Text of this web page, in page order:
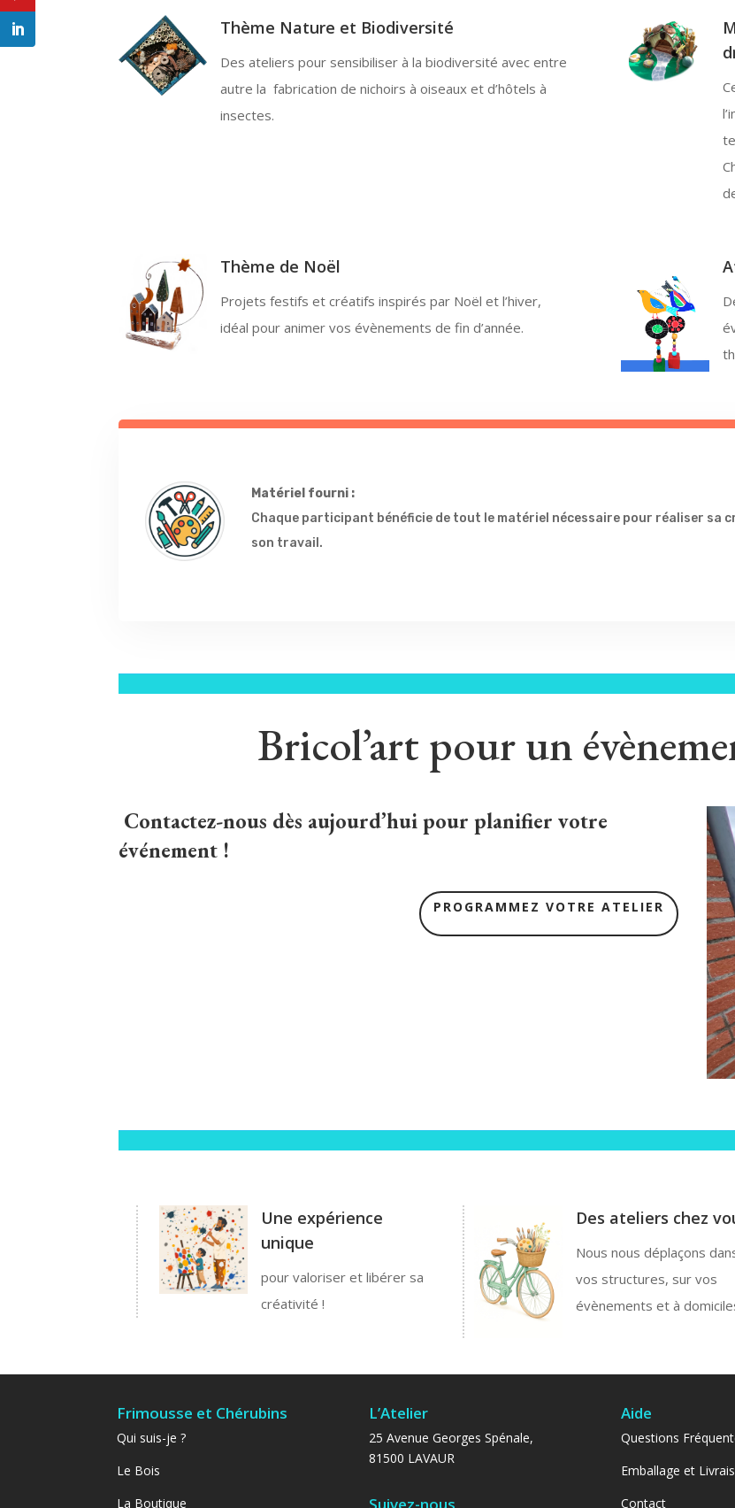
Thème Nature et Biodiversité
Des ateliers pour sensibiliser à la biodiversité avec entre
autre la fabrication de nichoirs à oiseaux et d’hôtels à
insectes.
Thème de Noël
Projets festifs et créatifs inspirés par Noël et l’hiver,
idéal pour animer vos évènements de fin d’année.
Matériel fourni :
Chaque participant bénéficie de tout le matériel nécessaire pour réaliser
son travail.
Bricol’art pour un
Contactez-nous dès aujourd’hui pour planifier votre
événement !
PROGRAMMEZ VOTRE ATELIER
Une expérience
unique
pour valoriser et libérer sa
créativité !
Des ateliers chez
Nous nous déplaçons
vos structures, sur vos
évènements et à
Frimousse et Chérubins
Qui suis-je ?
Le Bois
La Boutique
L’Atelier
25 Avenue Georges Spénale,
81500 LAVAUR
Aide
Questions
Emballage et
Contact